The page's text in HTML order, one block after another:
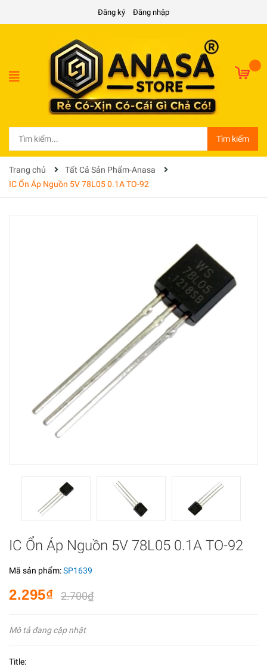
Đăng ký Đăng nhập
Tìm kiếm
Trang chủ
Tất Cả Sản Phẩm-Anasa
IC Ổn Áp Nguồn 5V 78L05 0.1A TO-92
IC Ổn Áp Nguồn 5V 78L05 0.1A TO-92
Mã sản phẩm:SP1639
2.295₫ 2.700₫
Mô tả đang cập nhật
Title: